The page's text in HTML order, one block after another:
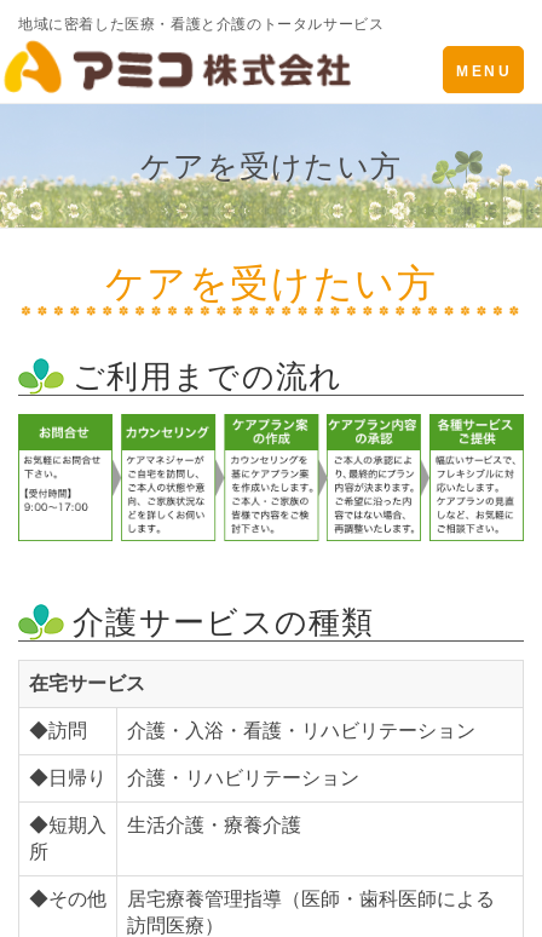
地域に密着した医療・看護と介護のトータルサービス
Toggle
MENU
ケアを受けたい方
ケアを受けたい方
ご利用までの流れ
介護サービスの種類
在宅サービス
◆訪問 介護・入浴・看護・リハビリテーション
◆日帰り 介護・リハビリテーション
◆短期入
所
生活介護・療養介護
◆その他
居宅療養管理指導（医師・歯科医師による
訪問医療）